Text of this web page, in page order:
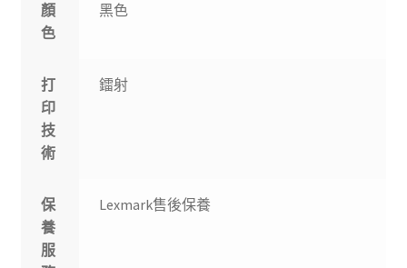
顏
色
黑色
打
印
技
術
鐳射
保
養
服
Lexmark售後保養